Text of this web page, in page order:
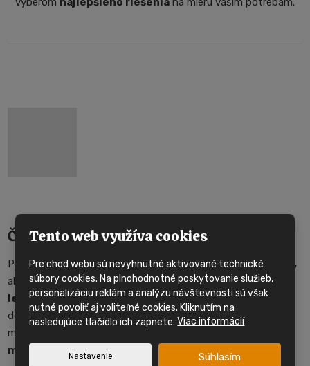
Čo všetko môžete financovať?
Pri financovaní mobilného domumáte niekoľko možností,
ako zefektívniť svoje výdavky. Môžete využiť napríklad
leasing mobilného domu, ktorý vám umožní splácať cenu
domu ako nájom. Po skončení leasingovej doby máte
možnosť mobilný dom odkúpiť, alebo ho vymeniť za
model.
Tento web využíva cookies
Pre chod webu sú nevyhnutné aktivované technické
súbory cookies. Na plnohodnotné poskytovanie služieb,
personalizáciu reklám a analýzu návštevnosti sú však
nutné povoliť aj voliteľné cookies. Kliknutím na
nasledujúce tlačidlo ich zapnete.Viac informácií
Nastavenie Súhlasím